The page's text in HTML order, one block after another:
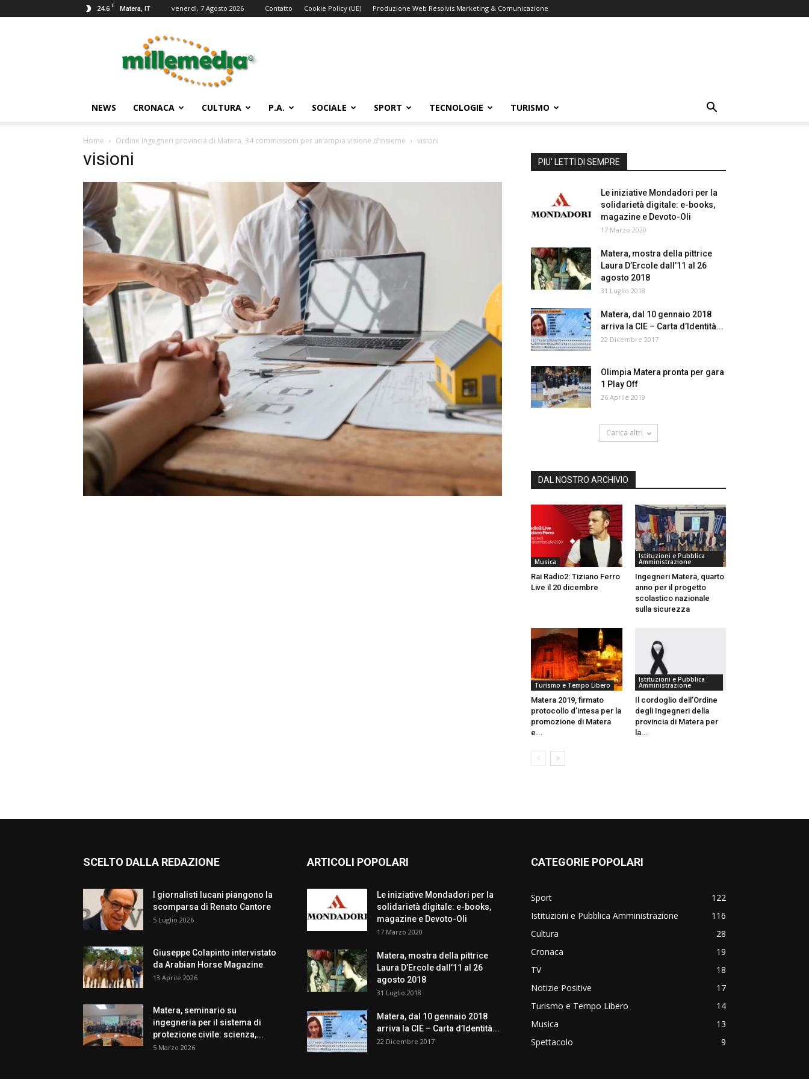
24.6 C Matera, IT venerdì, 7 Agosto 2026 Contatto Cookie Policy (UE) Produzione Web Resolvis Marketing & Comunicazione
Millemedia
Giornalistica
NEWS CRONACA CULTURA P.A. SOCIALE SPORT TECNOLOGIE TURISMO
Home Ordine Ingegneri provincia di Matera, 34 commissioni per un’ampia visione d’insieme visioni
visioni PIU' LETTI DI SEMPRE
Le iniziative Mondadori per la
solidarietà digitale: e-books,
magazine e Devoto-Oli
17 Marzo 2020
Matera, mostra della pittrice
Laura D’Ercole dall’11 al 26
agosto 2018
31 Luglio 2018
Matera, dal 10 gennaio 2018
arriva la CIE – Carta d’Identità...
22 Dicembre 2017
Olimpia Matera pronta per gara
1 Play Off
26 Aprile 2019
Carica altri
DAL NOSTRO ARCHIVIO
Musica
Rai Radio2: Tiziano Ferro
Live il 20 dicembre
Istituzioni e Pubblica
Amministrazione
Ingegneri Matera, quarto
anno per il progetto
scolastico nazionale
sulla sicurezza
Turismo e Tempo Libero
Matera 2019, firmato
protocollo d’intesa per la
promozione di Matera
e...
Istituzioni e Pubblica
Amministrazione
Il cordoglio dell’Ordine
degli Ingegneri della
provincia di Matera per
la...
SCELTO DALLA REDAZIONE
I giornalisti lucani piangono la
scomparsa di Renato Cantore
5 Luglio 2026
Giuseppe Colapinto intervistato
da Arabian Horse Magazine
13 Aprile 2026
Matera, seminario su
ingegneria per il sistema di
protezione civile: scienza,...
5 Marzo 2026
ARTICOLI POPOLARI
Le iniziative Mondadori per la
solidarietà digitale: e-books,
magazine e Devoto-Oli
17 Marzo 2020
Matera, mostra della pittrice
Laura D’Ercole dall’11 al 26
agosto 2018
31 Luglio 2018
Matera, dal 10 gennaio 2018
arriva la CIE – Carta d’Identità...
22 Dicembre 2017
CATEGORIE POPOLARI
Sport
122
Istituzioni e Pubblica Amministrazione
116
Cultura
28
Cronaca
19
TV
18
Notizie Positive
17
Turismo e Tempo Libero
14
Musica
13
Spettacolo
9